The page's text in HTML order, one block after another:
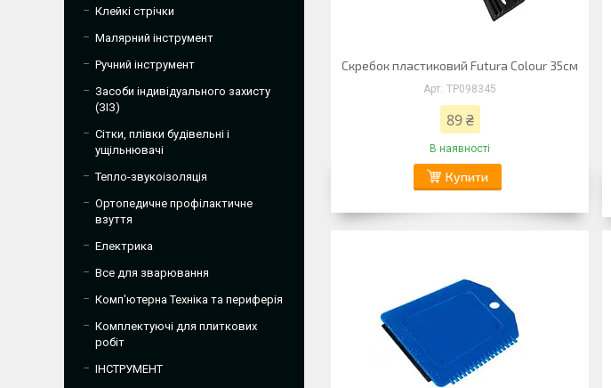
Скребок пластиковий Futura Colour 35см
TP098345
89 ₴
В наявності
Купити
Клейкі стрічки
Малярний інструмент
Ручний інструмент
Засоби індивідуального захисту
(ЗІЗ)
Сітки, плівки будівельні і
ущільнювачі
Тепло-звукоізоляція
Ортопедичне профілактичне
взуття
Електрика
Все для зварювання
Комп'ютерна Техніка та периферія
Комплектуючі для плиткових
робіт
ІНСТРУМЕНТ